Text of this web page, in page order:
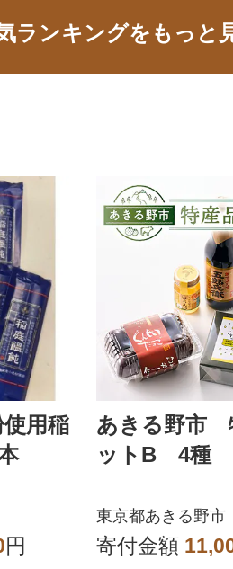
ランキングをもっと
用稲
円
あきる野市
ットB 4種
東京都あきる野市
寄付金額